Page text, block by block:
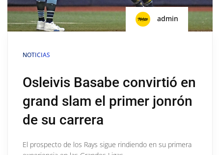
admin
NOTICIAS
Osleivis Basabe convirtió en
grand slam el primer jonrón
de su carrera
El prospecto de los Rays sigue rindiendo en su primera